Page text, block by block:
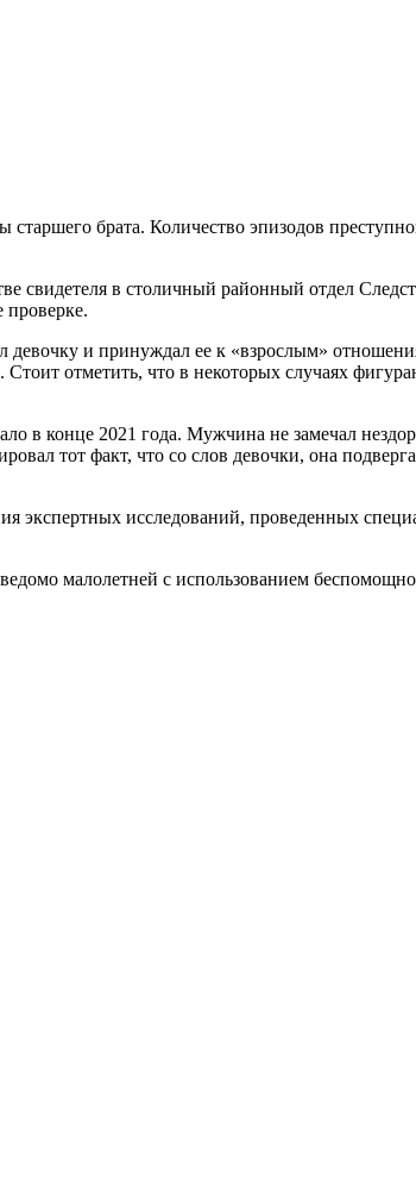
брата. Количество эпизодов
свидетеля в столичный районный отдел
девочку и принуждал ее к «взрослым»
отметить, что в некоторых случаях
в конце 2021 года. Мужчина не замечал
тот факт, что со слов девочки, она
экспертных исследований, проведенных
малолетней с использованием